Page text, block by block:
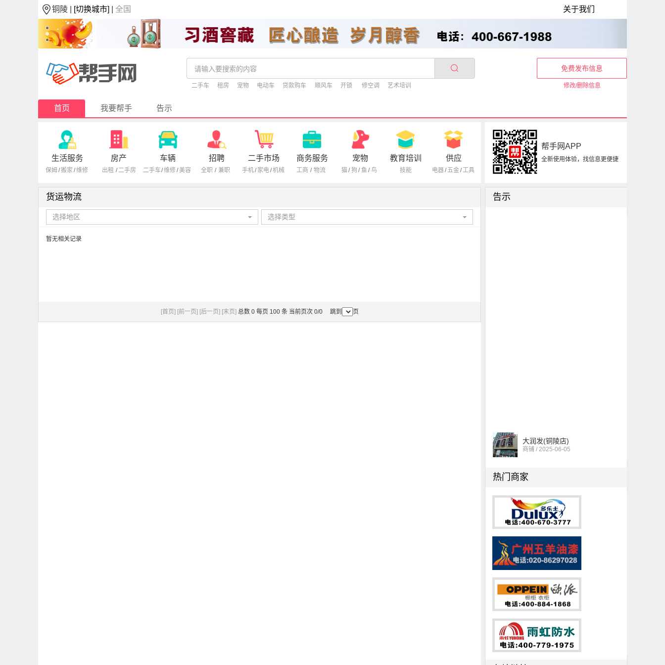
铜陵 | [切换城市] |全国 关于我们
二手车 租房 宠物 电动车 贷款购车 顺风车 开锁 修空调 艺术培训
免费发布信息
修改/删除信息
首页 我要帮手 告示
生活服务
保姆/搬家 /维修
房产
出租 /二手房
车辆
二手车/维修/美容
招聘
全职 / 兼职
二手市场
手机/ 家电/机械
商务服务
工商 / 物流
宠物
猫/ 狗 / 鱼 / 鸟
教育培训
技能
供应
电器/五金/工具
帮手网APP
全新使用体验，找信息更便捷
货运物流
选择地区 选择类型
暂无相关记录
[首页] [前一页] [后一页] [末页] 总数 0 每页 100 条 当前页次 0/0 跳到 页
告示
大润发(铜陵店)
商铺 / 2025-06-05
热门商家